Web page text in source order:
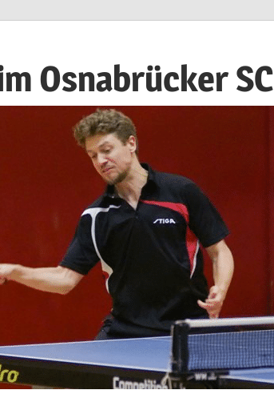
Osnabrücker SC